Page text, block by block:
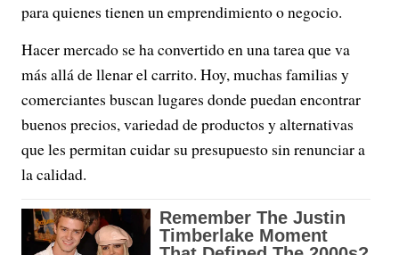
para quienes tienen un emprendimiento o negocio.
Hacer mercado se ha convertido en una tarea que va
más allá de llenar el carrito. Hoy, muchas familias y
comerciantes buscan lugares donde puedan encontrar
buenos precios, variedad de productos y alternativas
que les permitan cuidar su presupuesto sin renunciar a
la calidad.